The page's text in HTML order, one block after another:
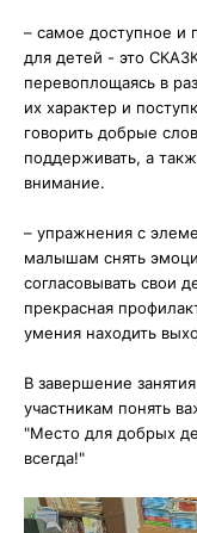
– самое доступное и
для детей - это
перевоплощаясь в
их характер и
говорить добрые
поддерживать, а
внимание.
– упражнения с
малышам снять
согласовывать свои
прекрасная
умения находить
В завершение
участникам понять
"Место для добрых
всегда!"